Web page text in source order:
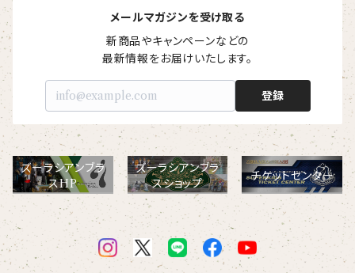
メールマガジンを受け取る
新商品やキャンペーンなどの
最新情報をお届けいたします。
登録
ズーラシアンブラ
スHP
ズーラシアンブラ
スショップ
チケットセンター